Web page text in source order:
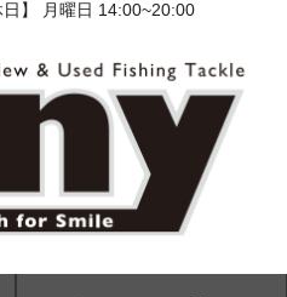
】 月曜日 14:00~20:00